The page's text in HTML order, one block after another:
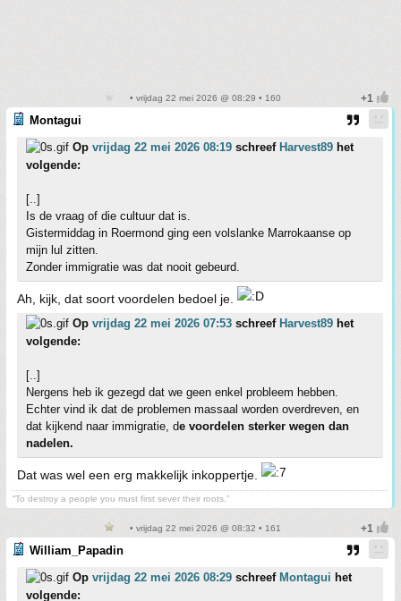
• vrijdag 22 mei 2026 @ 08:29 • 160
Montagui
Op vrijdag 22 mei 2026 08:19 schreef Harvest89 het
volgende:
[..]
Is de vraag of die cultuur dat is.
Gistermiddag in Roermond ging een volslanke Marrokaanse op
mijn lul zitten.
Zonder immigratie was dat nooit gebeurd.
Ah, kijk, dat soort voordelen bedoel je.
Op vrijdag 22 mei 2026 07:53 schreef Harvest89 het
volgende:
[..]
Nergens heb ik gezegd dat we geen enkel probleem hebben.
Echter vind ik dat de problemen massaal worden overdreven, en
dat kijkend naar immigratie, de voordelen sterker wegen dan
nadelen.
Dat was wel een erg makkelijk inkoppertje.
“To destroy a people you must first sever their roots.”
• vrijdag 22 mei 2026 @ 08:32 • 161
William_Papadin
Op vrijdag 22 mei 2026 08:29 schreef Montagui het
volgende: